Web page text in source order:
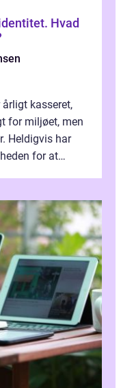
Hvad
kasseret,
for miljøet, men
Heldigvis har
for at